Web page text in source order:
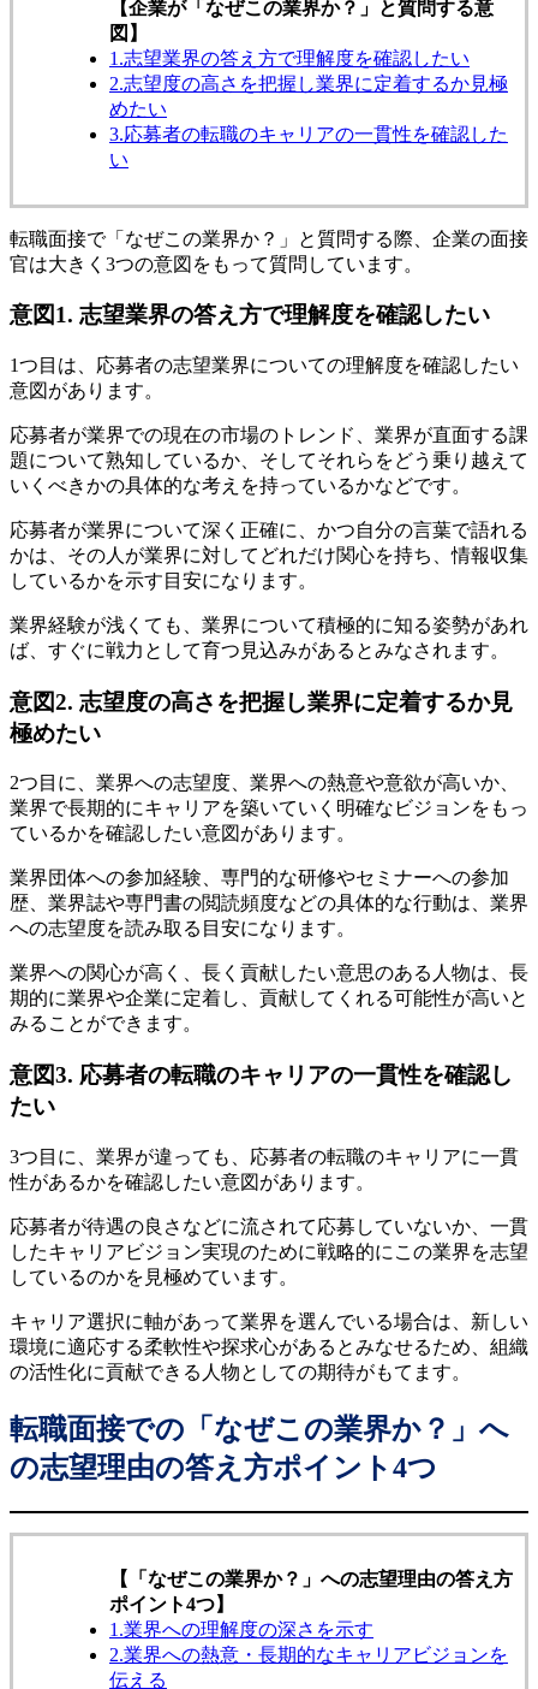
【企業が「なぜこの業界か？」と質問する意
図】
1.志望業界の答え方で理解度を確認したい
2.志望度の高さを把握し業界に定着するか見極
めたい
3.応募者の転職のキャリアの一貫性を確認した
い
転職面接で「なぜこの業界か？」と質問する際、企業の面接
官は大きく3つの意図をもって質問しています。
意図1. 志望業界の答え方で理解度を確認したい
1つ目は、応募者の志望業界についての理解度を確認したい
意図があります。
応募者が業界での現在の市場のトレンド、業界が直面する課
題について熟知しているか、そしてそれらをどう乗り越えて
いくべきかの具体的な考えを持っているかなどです。
応募者が業界について深く正確に、かつ自分の言葉で語れる
かは、その人が業界に対してどれだけ関心を持ち、情報収集
しているかを示す目安になります。
業界経験が浅くても、業界について積極的に知る姿勢があれ
ば、すぐに戦力として育つ見込みがあるとみなされます。
意図2. 志望度の高さを把握し業界に定着するか見
極めたい
2つ目に、業界への志望度、業界への熱意や意欲が高いか、
業界で長期的にキャリアを築いていく明確なビジョンをもっ
ているかを確認したい意図があります。
業界団体への参加経験、専門的な研修やセミナーへの参加
歴、業界誌や専門書の閲読頻度などの具体的な行動は、業界
への志望度を読み取る目安になります。
業界への関心が高く、長く貢献したい意思のある人物は、長
期的に業界や企業に定着し、貢献してくれる可能性が高いと
みることができます。
意図3. 応募者の転職のキャリアの一貫性を確認し
たい
3つ目に、業界が違っても、応募者の転職のキャリアに一貫
性があるかを確認したい意図があります。
応募者が待遇の良さなどに流されて応募していないか、一貫
したキャリアビジョン実現のために戦略的にこの業界を志望
しているのかを見極めています。
キャリア選択に軸があって業界を選んでいる場合は、新しい
環境に適応する柔軟性や探求心があるとみなせるため、組織
の活性化に貢献できる人物としての期待がもてます。
転職面接での「なぜこの業界か？」へ
の志望理由の答え方ポイント4つ
【「なぜこの業界か？」への志望理由の答え方
ポイント4つ】
1.業界への理解度の深さを示す
2.業界への熱意・長期的なキャリアビジョンを
伝える